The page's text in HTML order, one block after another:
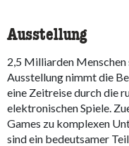
Ausstellung
2,5 Milliarden
Ausstellung nimmt die
eine Zeitreise durch die
elektronischen Spiele.
Games zu komplexen
sind ein bedeutsamer